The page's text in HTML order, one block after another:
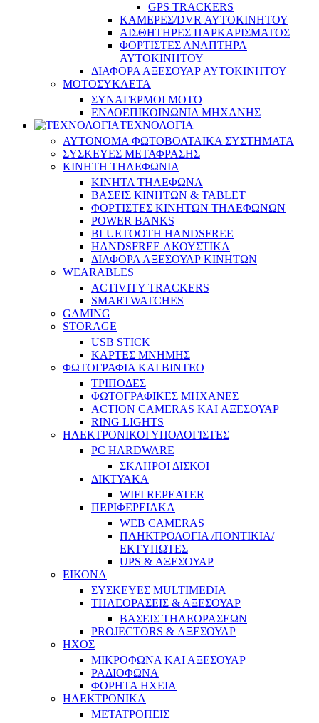
GPS TRACKERS
ΚΑΜΕΡΕΣ/DVR ΑΥΤΟΚΙΝΗΤΟΥ
ΑΙΣΘΗΤΗΡΕΣ ΠΑΡΚΑΡΙΣΜΑΤΟΣ
ΦΟΡΤΙΣΤΕΣ ΑΝΑΠΤΗΡΑ
ΑΥΤΟΚΙΝΗΤΟΥ
ΔΙΑΦΟΡΑ ΑΞΕΣΟΥΑΡ ΑΥΤΟΚΙΝΗΤΟΥ
ΜΟΤΟΣΥΚΛΕΤΑ
ΣΥΝΑΓΕΡΜΟΙ ΜΟΤΟ
ΕΝΔΟΕΠΙΚΟΙΝΩΝΙΑ ΜΗΧΑΝΗΣ
ΤΕΧΝΟΛΟΓΙΑ
ΑΥΤΟΝΟΜΑ ΦΩΤΟΒΟΛΤΑΙΚΑ ΣΥΣΤΗΜΑΤΑ
ΣΥΣΚΕΥΕΣ ΜΕΤΑΦΡΑΣΗΣ
ΚΙΝΗΤΗ ΤΗΛΕΦΩΝΙΑ
ΚΙΝΗΤΑ ΤΗΛΕΦΩΝΑ
ΒΑΣΕΙΣ ΚΙΝΗΤΩΝ & TABLET
ΦΟΡΤΙΣΤΕΣ ΚΙΝΗΤΩΝ ΤΗΛΕΦΩΝΩΝ
POWER BANKS
BLUETOOTH HANDSFREE
HANDSFREE ΑΚΟΥΣΤΙΚΑ
ΔΙΑΦΟΡΑ ΑΞΕΣΟΥΑΡ ΚΙΝΗΤΩΝ
WEARABLES
ACTIVITY TRACKERS
SMARTWATCHES
GAMING
STORAGE
USB STICK
ΚΑΡΤΕΣ ΜΝΗΜΗΣ
ΦΩΤΟΓΡΑΦΙΑ ΚΑΙ ΒΙΝΤΕΟ
ΤΡΙΠΟΔΕΣ
ΦΩΤΟΓΡΑΦΙΚΕΣ ΜΗΧΑΝΕΣ
ACTION CAMERAS KAI ΑΞΕΣΟΥΑΡ
RING LIGHTS
ΗΛΕΚΤΡΟΝΙΚΟΙ ΥΠΟΛΟΓΙΣΤΕΣ
PC HARDWARE
ΣΚΛΗΡΟΙ ΔΙΣΚΟΙ
ΔΙΚΤΥΑΚΑ
WIFI REPEATER
ΠΕΡΙΦΕΡΕΙΑΚΑ
WEB CAMERAS
ΠΛΗΚΤΡΟΛΟΓΙΑ /ΠΟΝΤΙΚΙΑ/
ΕΚΤΥΠΩΤΕΣ
UPS & ΑΞΕΣΟΥΑΡ
ΕΙΚΟΝΑ
ΣΥΣΚΕΥΕΣ MULTIMEDIA
ΤΗΛΕΟΡΑΣΕΙΣ & ΑΞΕΣΟΥΑΡ
ΒΑΣΕΙΣ ΤΗΛΕΟΡΑΣΕΩΝ
PROJECTORS & ΑΞΕΣΟΥΑΡ
ΗΧΟΣ
ΜΙΚΡΟΦΩΝΑ ΚΑΙ ΑΞΕΣΟΥΑΡ
ΡΑΔΙΟΦΩΝΑ
ΦΟΡΗΤΑ ΗΧΕΙΑ
ΗΛΕΚΤΡΟΝΙΚΑ
ΜΕΤΑΤΡΟΠΕΙΣ